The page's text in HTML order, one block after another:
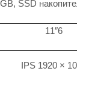
SSD
11″6
IPS 1920 × 1080